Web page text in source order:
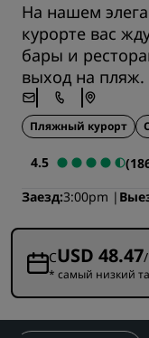
На нашем
курорте вас
бары и
выход на пляж.
Пляжный курорт
4.5
Заезд 3:00pm
СUSD 48.47
* самый низкий